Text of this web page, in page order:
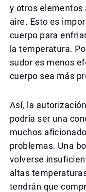
y otros elementos
aire. Esto es
cuerpo para
la temperatura.
sudor es menos
cuerpo sea más
Así, la
podría ser una
muchos
problemas. Una
volverse
altas
tendrán que